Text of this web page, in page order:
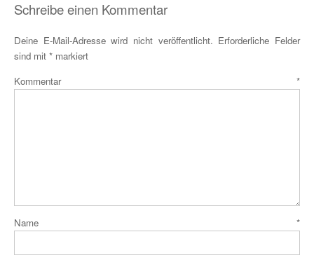
Schreibe einen Kommentar
Deine E-Mail-Adresse wird nicht veröffentlicht. Erforderliche Felder
sind mit * markiert
Kommentar *
Name *